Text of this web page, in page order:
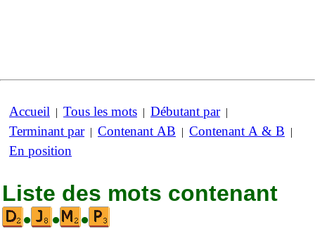
Accueil | Tous les mots | Débutant par|
Terminant par| Contenant AB | Contenant A & B |
En position
Liste des mots contenant
•
• •